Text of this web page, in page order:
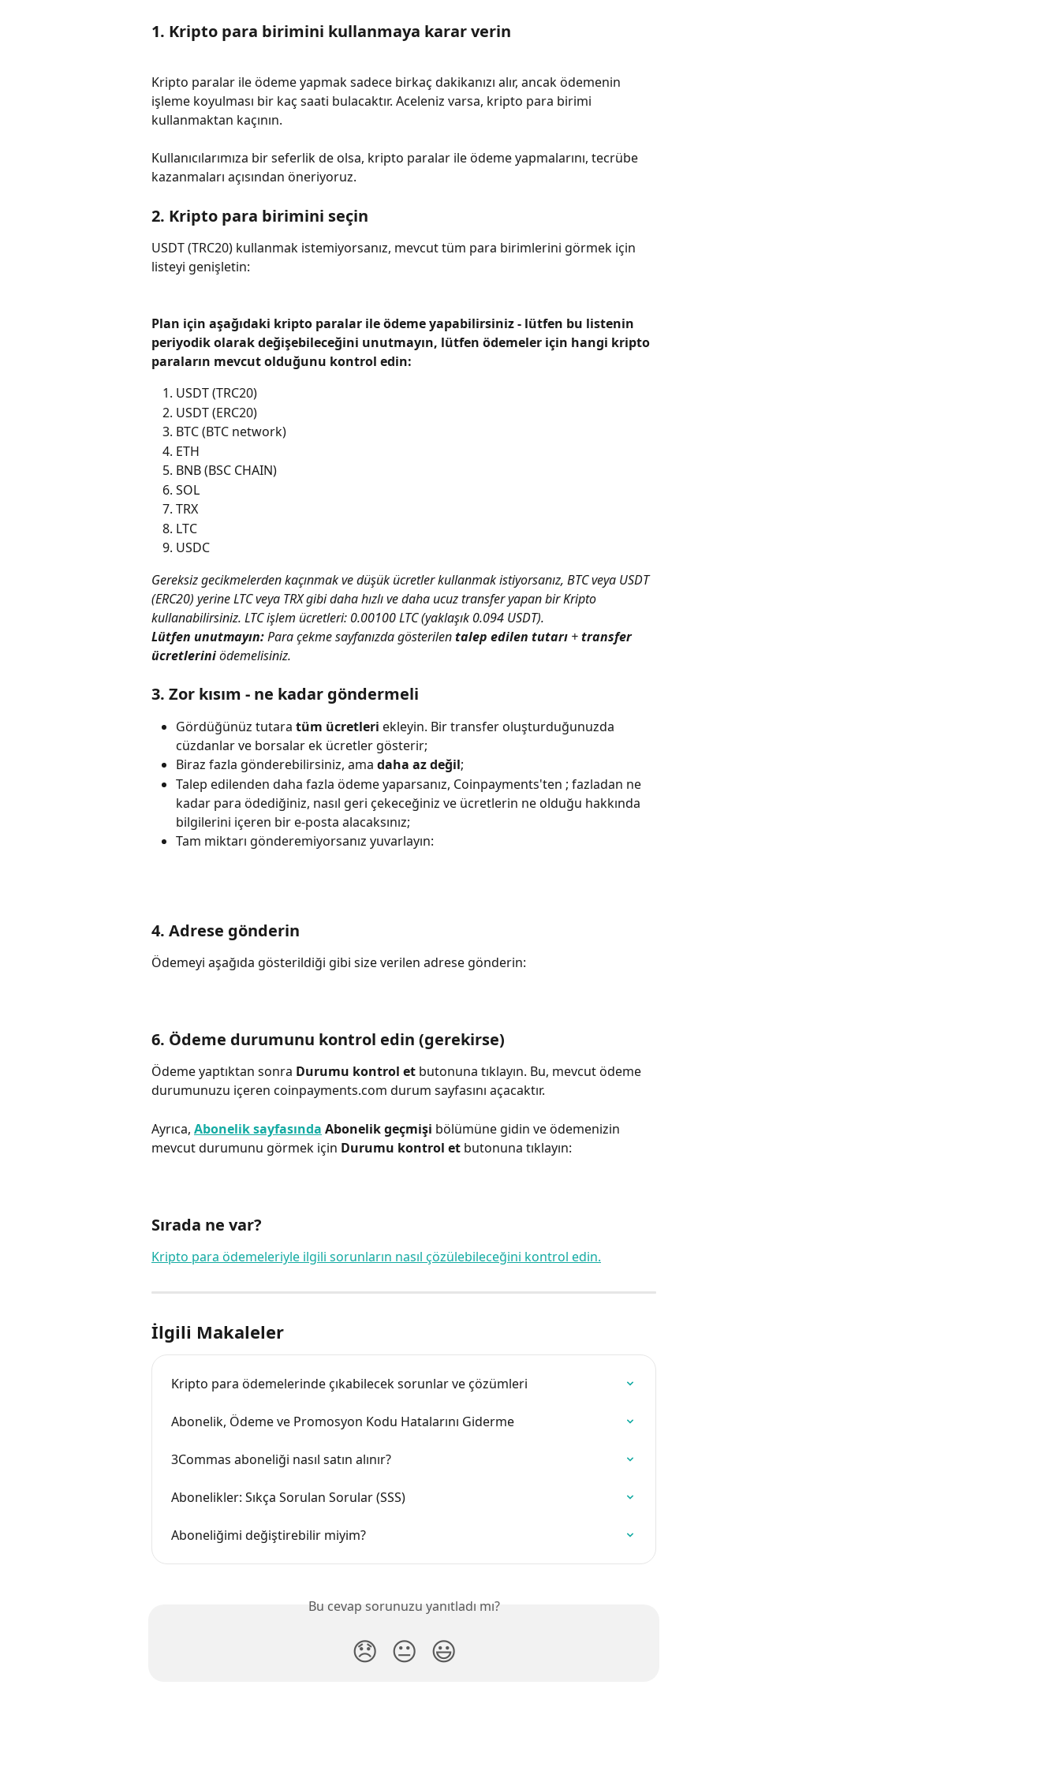
1. Kripto para birimini kullanmaya karar verin
Kripto paralar ile ödeme yapmak sadece birkaç dakikanızı alır, ancak ödemenin
işleme koyulması bir kaç saati bulacaktır. Aceleniz varsa, kripto para birimi
kullanmaktan kaçının.
Kullanıcılarımıza bir seferlik de olsa, kripto paralar ile ödeme yapmalarını, tecrübe
kazanmaları açısından öneriyoruz.
2. Kripto para birimini seçin
USDT (TRC20) kullanmak istemiyorsanız, mevcut tüm para birimlerini görmek için
listeyi genişletin:
Plan için aşağıdaki kripto paralar ile ödeme yapabilirsiniz - lütfen bu listenin
periyodik olarak değişebileceğini unutmayın, lütfen ödemeler için hangi kripto
paraların mevcut olduğunu kontrol edin:
USDT (TRC20)
USDT (ERC20)
BTC (BTC network)
ETH
BNB (BSC CHAIN)
SOL
TRX
LTC
USDC
Gereksiz gecikmelerden kaçınmak ve düşük ücretler kullanmak istiyorsanız, BTC veya USDT
(ERC20) yerine LTC veya TRX gibi daha hızlı ve daha ucuz transfer yapan bir Kripto
kullanabilirsiniz. LTC işlem ücretleri: 0.00100 LTC (yaklaşık 0.094 USDT).
Lütfen unutmayın: Para çekme sayfanızda gösterilen talep edilen tutarı + transfer
ücretlerini ödemelisiniz.
3. Zor kısım - ne kadar göndermeli
Gördüğünüz tutara tüm ücretleri ekleyin. Bir transfer oluşturduğunuzda
cüzdanlar ve borsalar ek ücretler gösterir;
Biraz fazla gönderebilirsiniz, ama daha az değil;
Talep edilenden daha fazla ödeme yaparsanız, Coinpayments'ten ; fazladan ne
kadar para ödediğiniz, nasıl geri çekeceğiniz ve ücretlerin ne olduğu hakkında
bilgilerini içeren bir e-posta alacaksınız;
Tam miktarı gönderemiyorsanız yuvarlayın:
4. Adrese gönderin
Ödemeyi aşağıda gösterildiği gibi size verilen adrese gönderin:
6. Ödeme durumunu kontrol edin (gerekirse)
Ödeme yaptıktan sonra Durumu kontrol et butonuna tıklayın. Bu, mevcut ödeme
durumunuzu içeren coinpayments.com durum sayfasını açacaktır.
Ayrıca, Abonelik sayfasında Abonelik geçmişi bölümüne gidin ve ödemenizin
mevcut durumunu görmek için Durumu kontrol et butonuna tıklayın:
Sırada ne var?
Kripto para ödemeleriyle ilgili sorunların nasıl çözülebileceğini kontrol edin.
İlgili Makaleler
Kripto para ödemelerinde çıkabilecek sorunlar ve çözümleri
Abonelik, Ödeme ve Promosyon Kodu Hatalarını Giderme
3Commas aboneliği nasıl satın alınır?
Abonelikler: Sıkça Sorulan Sorular (SSS)
Aboneliğimi değiştirebilir miyim?
Bu cevap sorunuzu yanıtladı mı?
😞 😐 😃